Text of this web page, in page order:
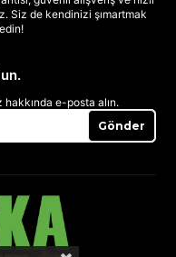
Siz de kendinizi şımartmak
e-posta alın.
Gönder